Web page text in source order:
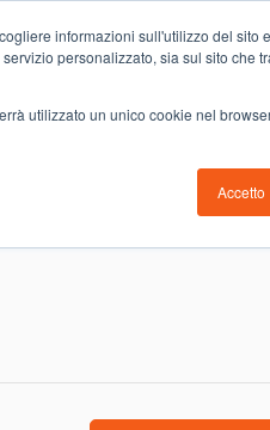
informazioni sull'utilizzo del sito
personalizzato, sia sul sito che
utilizzato un unico cookie nel
Accetto
Club A&O Volantino
BIANCO